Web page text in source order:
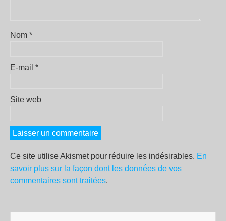
Nom *
E-mail *
Site web
Ce site utilise Akismet pour réduire les indésirables. En
savoir plus sur la façon dont les données de vos
commentaires sont traitées.